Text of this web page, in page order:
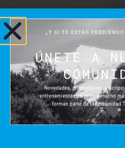
SAVE THE
Unicaja